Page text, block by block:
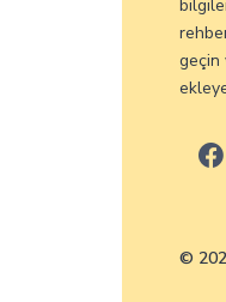
geçin
©